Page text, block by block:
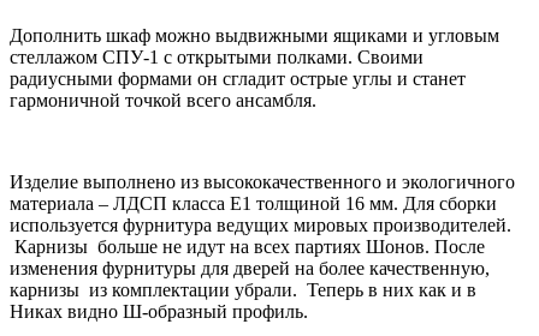
Дополнить шкаф можно выдвижными ящиками и угловым
стеллажом СПУ-1 с открытыми полками. Своими
радиусными формами он сгладит острые углы и станет
гармоничной точкой всего ансамбля.
Изделие выполнено из высококачественного и экологичного
материала – ЛДСП класса Е1 толщиной 16 мм. Для сборки
используется фурнитура ведущих мировых производителей.
Карнизы больше не идут на всех партиях Шонов. После
изменения фурнитуры для дверей на более качественную,
карнизы из комплектации убрали. Теперь в них как и в
Никах видно Ш-образный профиль.